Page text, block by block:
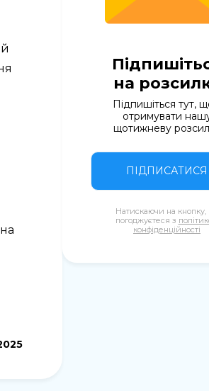
на
Підпишіться тут,
отримувати
щотижневу
ПІДПИСАТИСЯ
Натискаючи на кнопку,
погоджуєтеся з
конфіденційності